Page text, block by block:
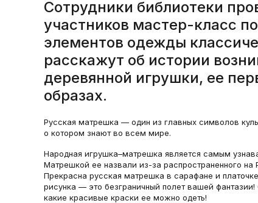
Сотрудники библиотеки
участников мастер-класс
элементов одежды
расскажут об истории
деревянной игрушки, ее
образах.
Русская матрешка — один из главных символов
о котором знают во всем мире.
Народная игрушка–матрешка является самым
Матрешкой ее назвали из-за распространенного
Прекрасна русская матрешка в сарафане и
рисунка — это безграничный полет вашей
какие красивые краски ее можно одеть!